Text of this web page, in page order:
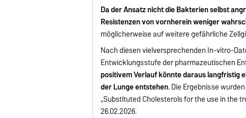
Da der Ansatz nicht die Bakterien selbst
Resistenzen von vornherein weniger
möglicherweise auf weitere gefährliche
Nach diesen vielversprechenden In-vitro-
Entwicklungsstufe der pharmazeutischen
positivem Verlauf könnte daraus langfristig
der Lunge entstehen. Die Ergebnisse
„Substituted Cholesterols for the use in the
26.02.2026.